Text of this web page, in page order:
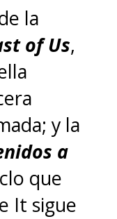
la
of Us,
y la
a
que
It sigue